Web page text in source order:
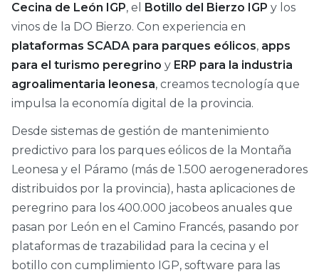
Cecina de León IGP, el Botillo del Bierzo IGP y los
vinos de la DO Bierzo. Con experiencia en
plataformas SCADA para parques eólicos, apps
para el turismo peregrino y ERP para la industria
agroalimentaria leonesa, creamos tecnología que
impulsa la economía digital de la provincia.
Desde sistemas de gestión de mantenimiento
predictivo para los parques eólicos de la Montaña
Leonesa y el Páramo (más de 1.500 aerogeneradores
distribuidos por la provincia), hasta aplicaciones de
peregrino para los 400.000 jacobeos anuales que
pasan por León en el Camino Francés, pasando por
plataformas de trazabilidad para la cecina y el
botillo con cumplimiento IGP, software para las